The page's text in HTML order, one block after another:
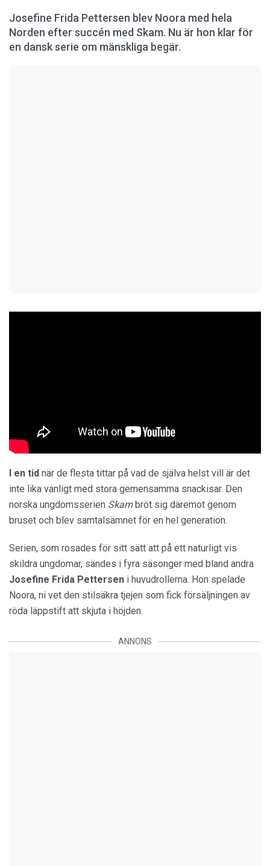
Josefine Frida Pettersen blev Noora med hela
Norden efter succén med Skam. Nu är hon klar för
en dansk serie om mänskliga begär.
I en tid när de flesta tittar på vad de själva helst vill är det
inte lika vanligt med stora gemensamma snackisar. Den
norska ungdomsserien Skambröt sig däremot genom
bruset och blev samtalsämnet för en hel generation.
Serien, som rosades för sitt sätt att på ett naturligt vis
skildra ungdomar, sändes i fyra säsonger med bland andra
Josefine Frida Pettersen i huvudrollerna. Hon spelade
Noora, ni vet den stilsäkra tjejen som fick försäljningen av
röda läppstift att skjuta i höjden.
ANNONS